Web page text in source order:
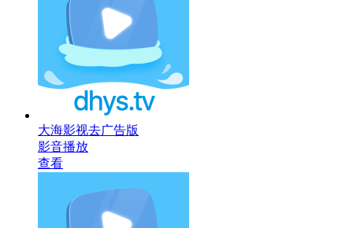
大海影视去广告版
影音播放
查看